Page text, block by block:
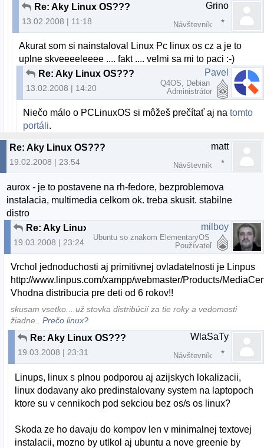
Re: Aky Linux OS???
13.02.2008 | 11:18
Grino
Návštevník
Akurat som si nainstaloval Linux Pc linux os cz a je to
uplne skveeeeleeee .... fakt .... velmi sa mi to paci :-)
Re: Aky Linux OS???
13.02.2008 | 14:20
Pavel
Q4OS, Debian
Administrátor
Niečo málo o PCLinuxOS si môžeš prečítať aj natomto
portáli.
Re: Aky Linux OS???
19.02.2008 | 23:54
matt
Návštevník
aurox - je to postavene na rh-fedore, bezproblemova
instalacia, multimedia celkom ok. treba skusit. stabilne
distro
Re: Aky Linux OS???
19.03.2008 | 23:24
milboy
Ubuntu so znakom ElementaryOS
Používateľ
Vrchol jednoduchosti aj primitivnej ovladatelnosti je Linpus
http://www.linpus.com/xampp/webmaster/Products/
Vhodna distribucia pre deti od 6 rokov!!
skusam vsetko....už stovka distribúcií za tie roky a vedomosti
žiadne..Prečo linux?
Re: Aky Linux OS???
19.03.2008 | 23:31
WlaSaTy
Návštevník
Linups, linux s plnou podporou aj azijskych lokalizacii,
linux dodavany ako predinstalovany system na laptopoch
ktore su v cennikoch pod sekciou bez os/s os linux?
Skoda ze ho davaju do kompov len v minimalnej textovej
instalacii, mozno by utlkol aj ubuntu a nove greenie by